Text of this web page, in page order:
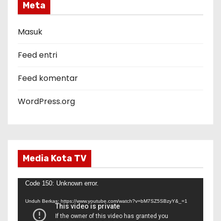
o
r
Meta
Masuk
Feed entri
Feed komentar
WordPress.org
Media Kota TV
Code 150: Unknown error.
Unduh Berkas: https://www.youtube.com/watch?v=bM7SZ5SBzyY&_=1